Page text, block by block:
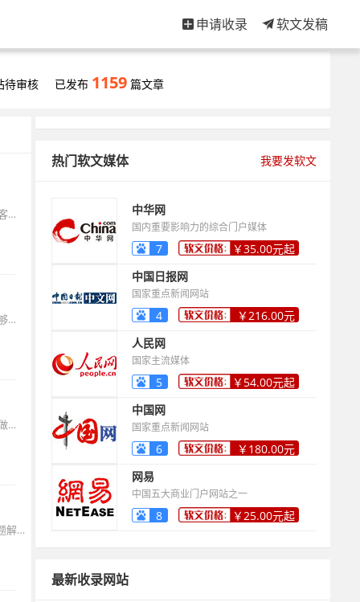
申请收录 软文发稿
待审核 已发布 1159 篇文章
中小企业线上推广想拿到精准客户，核心不是把所有平台铺满，而是先把客户是谁、客户在哪、客户为什么会搜你这三件事想清楚，然后用更低成本、更可复制的方式把人引过来，再把人接住。
很多人做外链一直没效果，甚至越做排名越差，根本原因通常不是外链不够多，而是外链不够像正常传播，相关性不够，质量不够稳定，链接一多反而更像刻意操作。现在外链真正起作用的逻辑很简单，搜索引擎更在意你
企业网站排名停滞，绝大多数不是缺外链，而是站内基础没打牢，站内越做越模板化，细节越积越多，最后把整站权重拖住了。想把排名从停滞状态拉出来，先别急着扩量，先把站内几个最常见的扣分点补齐。
站内SEO想提升自然排名，核心不是猛更文章，而是先把页面模板化的问题解决掉。标签写得像人话，页面读起来不累，站内结构干净不拖后腿，收录会更稳，关键词排名也更容易开始动起来，自然流量才有机会持续爬升。
热门软文媒体 我要发软文
中华网
国内重要影响力的综合门户媒体
7
￥35.00元起
中国日报网
国家重点新闻网站
4
￥216.00元
人民网
国家主流媒体
5
￥54.00元起
中国网
国家重点新闻网站
6
￥180.00元
网易
中国五大商业门户网站之一
8 ￥25.00元起
最新收录网站